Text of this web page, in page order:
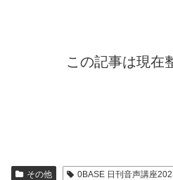
この記事は現在
その他 0BASE 日刊音声講座